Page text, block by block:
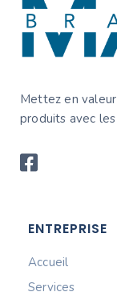
Mettez en
produits avec
ENTREPRISE
Accueil
Services